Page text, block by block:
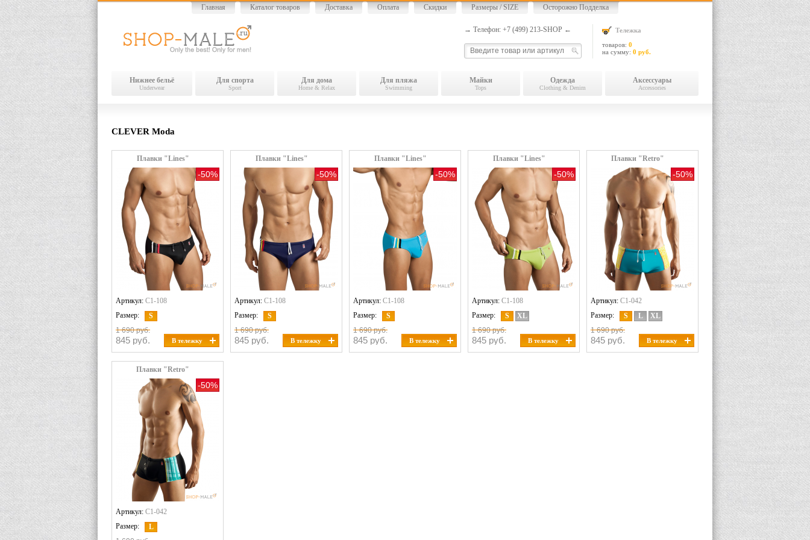
Главная Каталог товаров Доставка Оплата Скидки Размеры / SIZE Осторожно Подделка
Тележка
товаров: 0
на сумму: 0 руб.
→ Телефон: +7 (499) 213-SHOP ←
Нижнее бельё
Underwear
Для спорта
Sport
Для дома
Home & Relax
Для пляжа
Swimming
Майки
Tops
Одежда
Clothing & Denim
Аксессуары
Accessories
CLEVER Moda
Плавки "Lines"
-50%
Артикул: C1-108
Размер:
S
1 690 руб.
В тележку
845 руб.
Плавки "Lines"
-50%
Артикул: C1-108
Размер:
S
1 690 руб.
В тележку
845 руб.
Плавки "Lines"
-50%
Артикул: C1-108
Размер:
S
1 690 руб.
В тележку
845 руб.
Плавки "Lines"
-50%
Артикул: C1-108
Размер:
S
XL
1 690 руб.
В тележку
845 руб.
Плавки "Retro"
-50%
Артикул: C1-042
Размер:
S L
XL
1 690 руб.
В тележку
845 руб.
Плавки "Retro"
-50%
Артикул: C1-042
Размер:
L